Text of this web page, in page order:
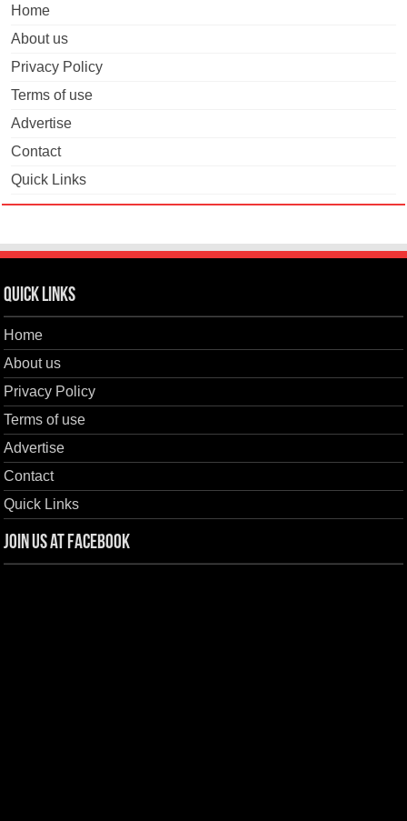
Home
About us
Privacy Policy
Terms of use
Advertise
Contact
Quick Links
Quick Links
Home
About us
Privacy Policy
Terms of use
Advertise
Contact
Quick Links
Join us at Facebook